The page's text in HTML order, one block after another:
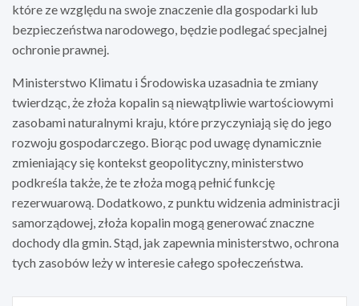
które ze względu na swoje znaczenie dla gospodarki lub
bezpieczeństwa narodowego, będzie podlegać specjalnej
ochronie prawnej.
Ministerstwo Klimatu i Środowiska uzasadnia te zmiany
twierdząc, że złoża kopalin są niewątpliwie wartościowymi
zasobami naturalnymi kraju, które przyczyniają się do jego
rozwoju gospodarczego. Biorąc pod uwagę dynamicznie
zmieniający się kontekst geopolityczny, ministerstwo
podkreśla także, że te złoża mogą pełnić funkcję
rezerwuarową. Dodatkowo, z punktu widzenia administracji
samorządowej, złoża kopalin mogą generować znaczne
dochody dla gmin. Stąd, jak zapewnia ministerstwo, ochrona
tych zasobów leży w interesie całego społeczeństwa.